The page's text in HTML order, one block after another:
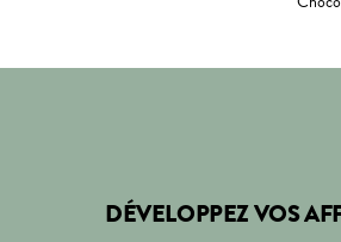
DÉVELOPPEZ VOS